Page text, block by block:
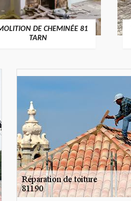
DE CHEMINÉE 81
TARN